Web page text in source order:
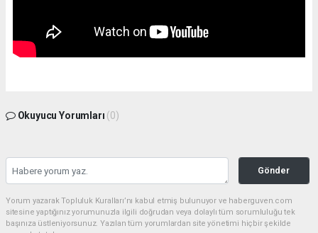
Okuyucu Yorumları (0)
Gönder
Yorum yazarak Topluluk Kuralları’nı kabul etmiş bulunuyor ve haberguven.com
sitesine yaptığınız yorumunuzla ilgili doğrudan veya dolaylı tüm sorumluluğu tek
başınıza üstleniyorsunuz. Yazılan tüm yorumlardan site yönetimi hiçbir şekilde